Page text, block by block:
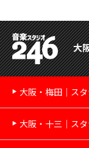
大
大阪・梅田｜ス
大阪・十三｜ス